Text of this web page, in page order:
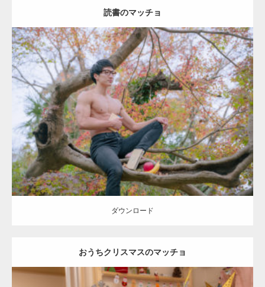
読書のマッチョ
Update:2022.01.22
Category: 紅葉とマッチョ inori AKIHITO(細マッチョ) 上腕三頭筋 肩
ダウンロード
ダウンロード
おうちクリスマスのマッチョ